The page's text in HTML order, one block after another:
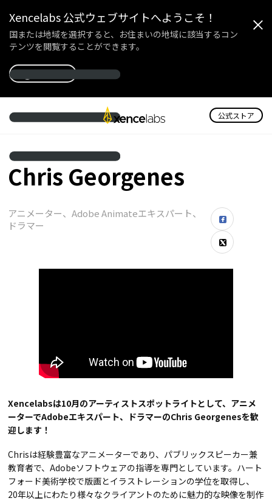
Xencelabs 公式ウェブサイトへようこそ！
国または地域を選択すると、お住まいの地域に該当するコン
テンツを閲覧することができます。
公式ストア
Chris Georgenes
アニメーター、Adobe Animateエキスパート、
ドラマー
Xencelabsは10月のアーティストスポットライトとして、アニメ
ーターでAdobeエキスパート、ドラマーのChris Georgenesを歓
迎します！
Chrisは経験豊富なアニメーターであり、パブリックスピーカー兼
教育者で、Adobeソフトウェアの指導を専門としています。ハート
フォード美術学校で版画とイラストレーションの学位を取得し、
20年以上にわたり様々なクライアントのために魅力的な映像を制作